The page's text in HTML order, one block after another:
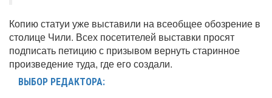
Копию статуи уже выставили на всеобщее обозрение в
столице Чили. Всех посетителей выставки просят
подписать петицию с призывом вернуть старинное
произведение туда, где его создали.
ВЫБОР РЕДАКТОРА: